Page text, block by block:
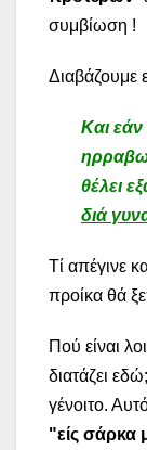
συμβίωση !
Διαβάζουμε
Και εάν
θέλει
διά
Τί απέγινε
προίκα θά
Πού είναι
διατάζει
γένοιτο.
"είς σάρκα